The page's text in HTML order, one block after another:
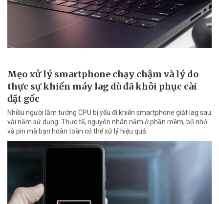
Mẹo xử lý smartphone chạy chậm và lý do
thực sự khiến máy lag dù đã khôi phục cài
đặt gốc
Nhiều người lầm tưởng CPU bị yếu đi khiến smartphone giật lag sau
vài năm sử dụng. Thực tế, nguyên nhân nằm ở phần mềm, bộ nhớ
và pin mà bạn hoàn toàn có thể xử lý hiệu quả.